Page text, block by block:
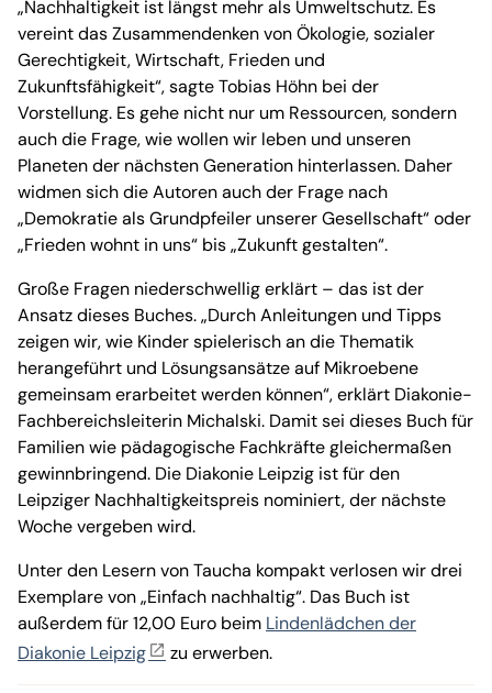
„Nachhaltigkeit ist längst mehr als Umweltschutz. Es
vereint das Zusammendenken von Ökologie, sozialer
Gerechtigkeit, Wirtschaft, Frieden und
Zukunftsfähigkeit“, sagte Tobias Höhn bei der
Vorstellung. Es gehe nicht nur um Ressourcen, sondern
auch die Frage, wie wollen wir leben und unseren
Planeten der nächsten Generation hinterlassen. Daher
widmen sich die Autoren auch der Frage nach
„Demokratie als Grundpfeiler unserer Gesellschaft“ oder
„Frieden wohnt in uns“ bis „Zukunft gestalten“.
Große Fragen niederschwellig erklärt – das ist der
Ansatz dieses Buches. „Durch Anleitungen und Tipps
zeigen wir, wie Kinder spielerisch an die Thematik
herangeführt und Lösungsansätze auf Mikroebene
gemeinsam erarbeitet werden können“, erklärt Diakonie-
Fachbereichsleiterin Michalski. Damit sei dieses Buch für
Familien wie pädagogische Fachkräfte gleichermaßen
gewinnbringend. Die Diakonie Leipzig ist für den
Leipziger Nachhaltigkeitspreis nominiert, der nächste
Woche vergeben wird.
Unter den Lesern von Taucha kompakt verlosen wir drei
Exemplare von „Einfach nachhaltig“. Das Buch ist
außerdem für 12,00 Euro beim Lindenlädchen der
Diakonie Leipzig
zu erwerben.